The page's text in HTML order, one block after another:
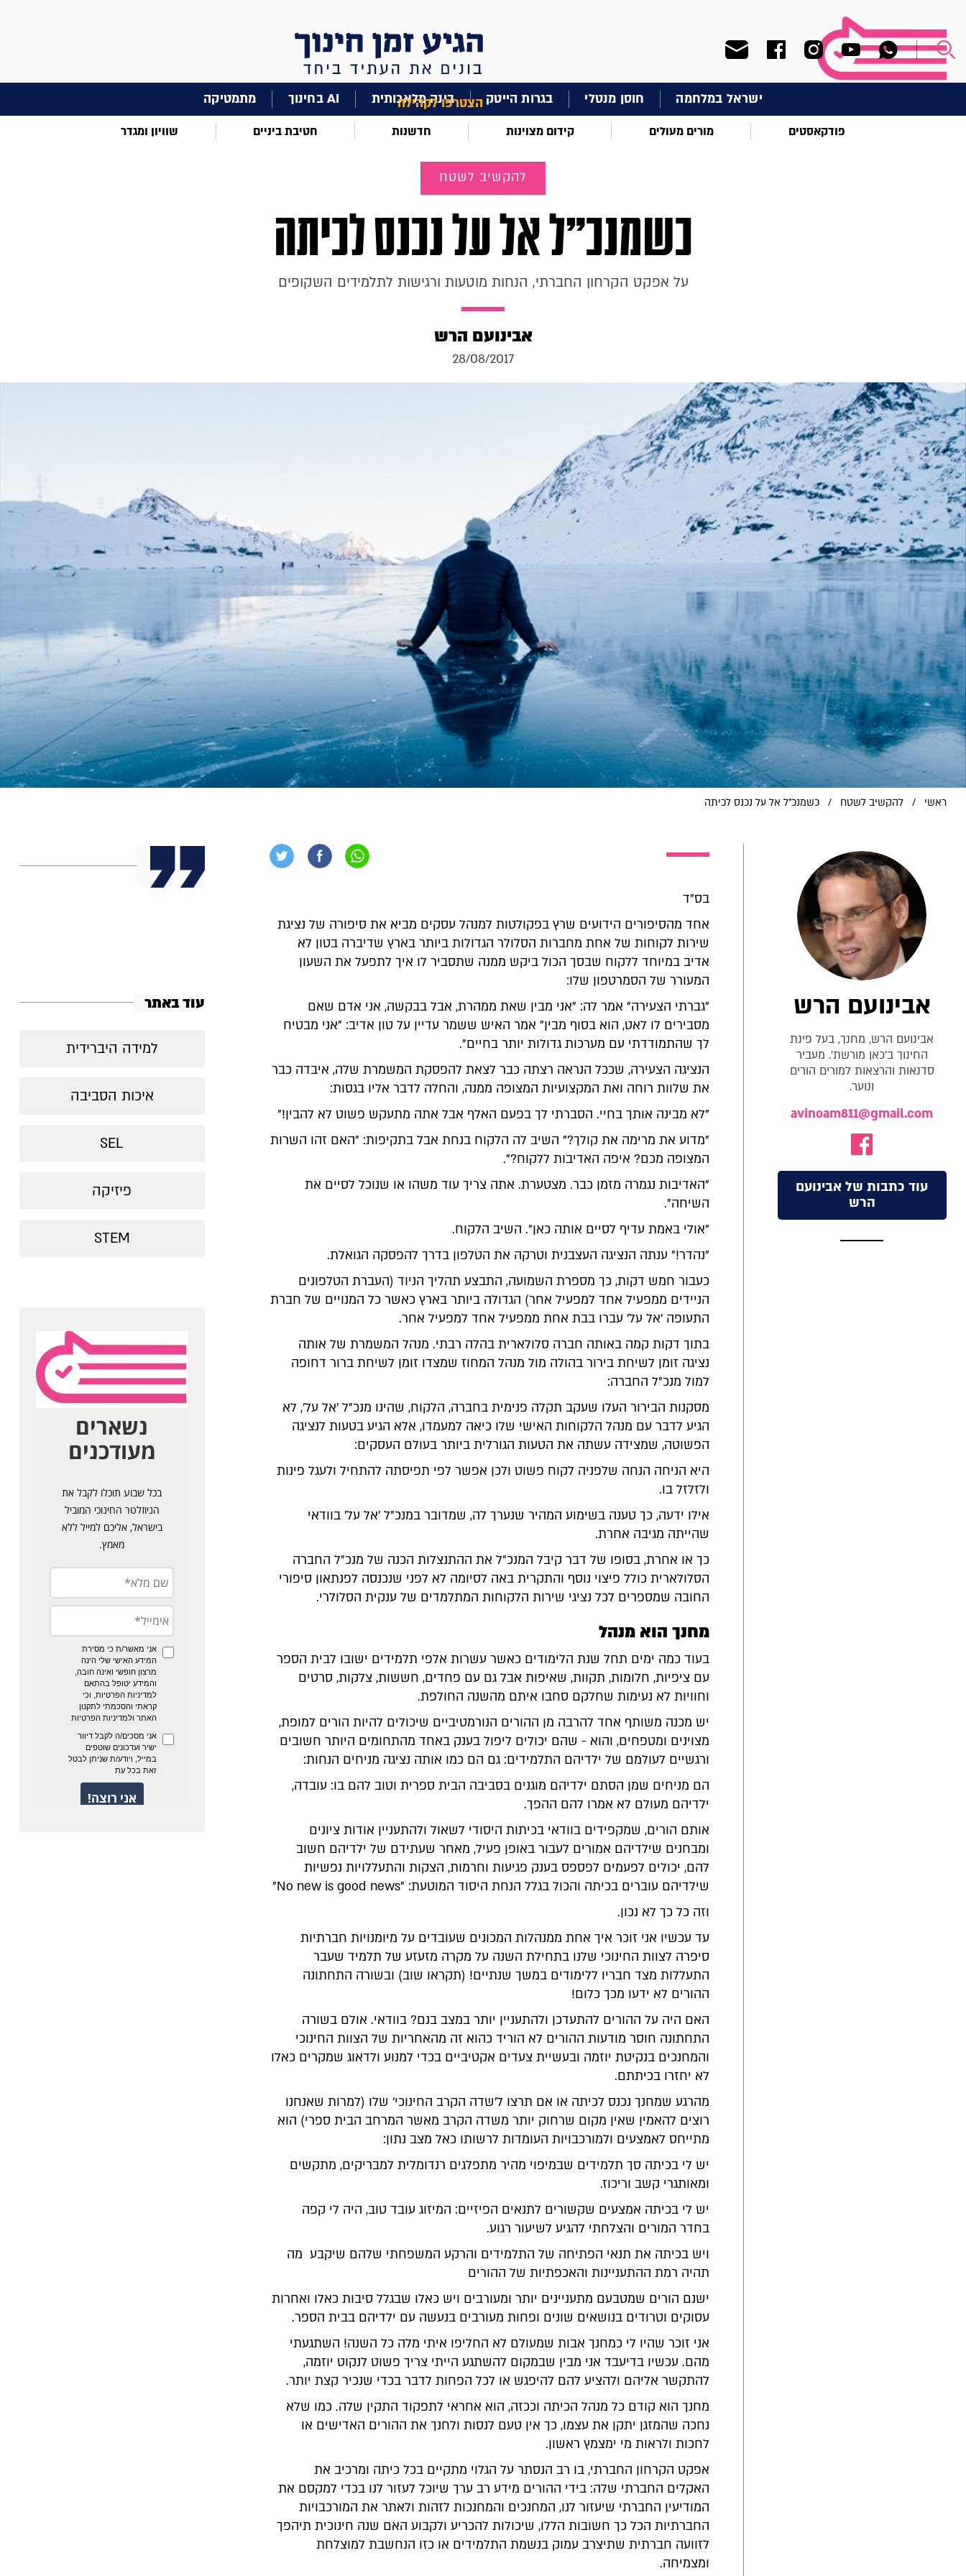
הצטרפו לקהילה ישראל במלחמה חוסן מנטלי בגרות הייטק בינה מלאכותית AI בחינוך מתמטיקה
פודקאסטים מורים מעולים קידום מצוינות חדשנות חטיבת ביניים שוויון ומגדר
להקשיב לשטח
כשמנכ"ל אל על נכנס לכיתה
על אפקט הקרחון החברתי, הנחות מוטעות ורגישות לתלמידים השקופים
אבינועם הרש
28/08/2017
ראשי / להקשיב לשטח / כשמנכ"ל אל על נכנס לכיתה
בס"ד
אחד מהסיפורים הידועים שרץ בפקולטות למנהל עסקים מביא את סיפורה של נציגת
שירות לקוחות של אחת מחברות הסלולר הגדולות ביותר בארץ שדיברה בטון לא
אדיב במיוחד ללקוח שבסך הכול ביקש ממנה שתסביר לו איך לתפעל את השעון
המעורר של הסמרטפון שלו:
"גברתי הצעירה" אמר לה: "אני מבין שאת ממהרת, אבל בבקשה, אני אדם שאם
מסבירים לו לאט, הוא בסוף מבין" אמר האיש ששמר עדיין על טון אדיב: "אני מבטיח
לך שהתמודדתי עם מערכות גדולות יותר בחיים".
הנציגה הצעירה, שככל הנראה רצתה כבר לצאת להפסקת המשמרת שלה, איבדה כבר
את שלוות רוחה ואת המקצועיות המצופה ממנה, והחלה לדבר אליו בגסות:
"לא מבינה אותך בחיי. הסברתי לך בפעם האלף אבל אתה מתעקש פשוט לא להבין!"
"מדוע את מרימה את קולך?" השיב לה הלקוח בנחת אבל בתקיפות: "האם זהו השרות
המצופה מכם? איפה האדיבות ללקוח?".
"האדיבות נגמרה מזמן כבר. מצטערת. אתה צריך עוד משהו או שנוכל לסיים את
השיחה".
"אולי באמת עדיף לסיים אותה כאן". השיב הלקוח.
"נהדר!" ענתה הנציגה העצבנית וטרקה את הטלפון בדרך להפסקה הגואלת.
כעבור חמש דקות, כך מספרת השמועה, התבצע תהליך הניוד (העברת הטלפונים
הניידים ממפעיל אחד למפעיל אחר) הגדולה ביותר בארץ כאשר כל המנויים של חברת
התעופה 'אל על' עברו בבת אחת ממפעיל אחד למפעיל אחר.
בתוך דקות קמה באותה חברה סלולארית בהלה רבתי. מנהל המשמרת של אותה
נציגה זומן לשיחת בירור בהולה מול מנהל המחוז שמצדו זומן לשיחת ברור דחופה
למול מנכ"ל החברה:
מסקנות הבירור העלו שעקב תקלה פנימית בחברה, הלקוח, שהינו מנכ"ל 'אל על', לא
הגיע לדבר עם מנהל הלקוחות האישי שלו כיאה למעמדו, אלא הגיע בטעות לנציגה
הפשוטה, שמצידה עשתה את הטעות הגורלית ביותר בעולם העסקים:
היא הניחה הנחה שלפניה לקוח פשוט ולכן אפשר לפי תפיסתה להתחיל ולעגל פינות
ולזלזל בו.
אילו ידעה, כך טענה בשימוע המהיר שנערך לה, שמדובר במנכ"ל 'אל על' בוודאי
שהייתה מגיבה אחרת.
כך או אחרת, בסופו של דבר קיבל המנכ"ל את ההתנצלות הכנה של מנכ"ל החברה
הסלולארית כולל פיצוי נוסף והתקרית באה לסיומה לא לפני שנכנסה לפנתאון סיפורי
החובה שמספרים לכל נציגי שירות הלקוחות המתלמדים של ענקית הסלולרי.
מחנך הוא מנהל
בעוד כמה ימים תחל שנת הלימודים כאשר עשרות אלפי תלמידים ישובו לבית הספר
עם ציפיות, חלומות, תקוות, שאיפות אבל גם עם פחדים, חששות, צלקות, סרטים
וחוויות לא נעימות שחלקם סחבו איתם מהשנה החולפת.
יש מכנה משותף אחד להרבה מן ההורים הנורמטיביים שיכולים להיות הורים למופת,
מצוינים ומטפחים, והוא - שהם יכולים ליפול בענק באחד מהתחומים היותר חשובים
ורגשיים לעולמם של ילדיהם התלמידים: גם הם כמו אותה נציגה מניחים הנחות:
הם מניחים שמן הסתם ילדיהם מוגנים בסביבה הבית ספרית וטוב להם בו: עובדה,
ילדיהם מעולם לא אמרו להם ההפך.
אותם הורים, שמקפידים בוודאי בכיתות היסודי לשאול ולהתעניין אודות ציונים
ומבחנים שילדיהם אמורים לעבור באופן פעיל, מאחר שעתידם של ילדיהם חשוב
להם, יכולים לפעמים לפספס בענק פגיעות וחרמות, הצקות והתעללויות נפשיות
שילדיהם עוברים בכיתה והכול בגלל הנחת היסוד המוטעת: "No new is good news"
וזה כל כך לא נכון.
עד עכשיו אני זוכר איך אחת ממנהלות המכונים שעובדים על מיומנויות חברתיות
סיפרה לצוות החינוכי שלנו בתחילת השנה על מקרה מזעזע של תלמיד שעבר
התעללות מצד חבריו ללימודים במשך שנתיים! (תקראו שוב) ובשורה התחתונה
ההורים לא ידעו מכך כלום!
האם היה על ההורים להתעדכן ולהתעניין יותר במצב בנם? בוודאי. אולם בשורה
התחתונה חוסר מודעות ההורים לא הוריד כהוא זה מהאחריות של הצוות החינוכי
והמחנכים בנקיטת יוזמה ובעשיית צעדים אקטיביים בכדי למנוע ולדאוג שמקרים כאלו
לא יחזרו בכיתתם.
מהרגע שמחנך נכנס לכיתה או אם תרצו ל'שדה הקרב החינוכי' שלו (למרות שאנחנו
רוצים להאמין שאין מקום שרחוק יותר משדה הקרב מאשר המרחב הבית ספרי) הוא
מתייחס לאמצעים ולמורכבויות העומדות לרשותו כאל מצב נתון:
יש לי בכיתה סך תלמידים שבמיפוי מהיר מתפלגים רנדומלית למבריקים, מתקשים
ומאותגרי קשב וריכוז.
יש לי בכיתה אמצעים שקשורים לתנאים הפיזיים: המיזוג עובד טוב, היה לי קפה
בחדר המורים והצלחתי להגיע לשיעור רגוע.
ויש בכיתה את תנאי הפתיחה של התלמידים והרקע המשפחתי שלהם שיקבע מה
תהיה רמת ההתעניינות והאכפתיות של ההורים
ישנם הורים שמטבעם מתעניינים יותר ומעורבים ויש כאלו שבגלל סיבות כאלו ואחרות
עסוקים וטרודים בנושאים שונים ופחות מעורבים בנעשה עם ילדיהם בבית הספר.
אני זוכר שהיו לי כמחנך אבות שמעולם לא החליפו איתי מלה כל השנה! השתגעתי
מהם. עכשיו בדיעבד אני מבין שבמקום להשתגע הייתי צריך פשוט לנקוט יוזמה,
להתקשר אליהם ולהציע להם להיפגש או לכל הפחות לדבר בכדי שנכיר קצת יותר.
מחנך הוא קודם כל מנהל הכיתה וככזה, הוא אחראי לתפקוד התקין שלה. כמו שלא
נחכה שהמזגן יתקן את עצמו, כך אין טעם לנסות ולחנך את ההורים האדישים או
לחכות ולראות מי ימצמץ ראשון.
אפקט הקרחון החברתי, בו רב הנסתר על הגלוי מתקיים בכל כיתה ומרכיב את
האקלים החברתי שלה: בידי ההורים מידע רב ערך שיוכל לעזור לנו בכדי למקסם את
המודיעין החברתי שיעזור לנו, המחנכים והמחנכות לזהות ולאתר את המורכבויות
החברתיות הכל כך חשובות הללו, שיכולות להכריע ולקבוע האם שנה חינוכית תיהפך
לזוועה חברתית שתיצרב עמוק בנשמת התלמידים או כזו הנחשבת למוצלחת
ומצמיחה.
אבינועם הרש
אבינועם הרש, מחנך, בעל פינת
החינוך ב'כאן מורשת'. מעביר
סדנאות והרצאות למורים הורים
ונוער.
avinoam811@gmail.com
עוד כתבות של אבינועם
הרש
עוד באתר
למידה היברידית
איכות הסביבה
SEL
פיזיקה
STEM